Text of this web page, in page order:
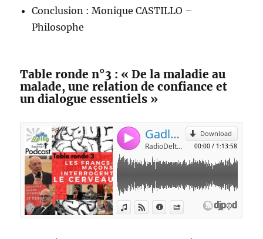
Conclusion : Monique CASTILLO –
Philosophe
Table ronde n°3 : « De la maladie au
malade, une relation de confiance et
un dialogue essentiels »